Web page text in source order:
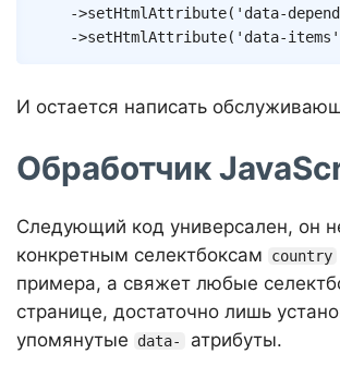
->setHtmlAttribute( 'data-
->setHtmlAttribute( 'data-items'
И остается написать
Обработчик
Следующий код универсален, он
конкретным селектбоксам
country
примера, а свяжет любые
странице, достаточно лишь
упомянутые
data- атрибуты.